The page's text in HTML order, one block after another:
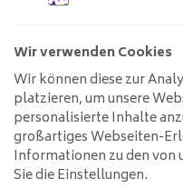
89,95
Wir verwenden Cookies
Wir können diese zur
platzieren, um unsere
personalisierte Inhalte
großartiges Webseiten-
Informationen zu den von
Sie die Einstellungen.